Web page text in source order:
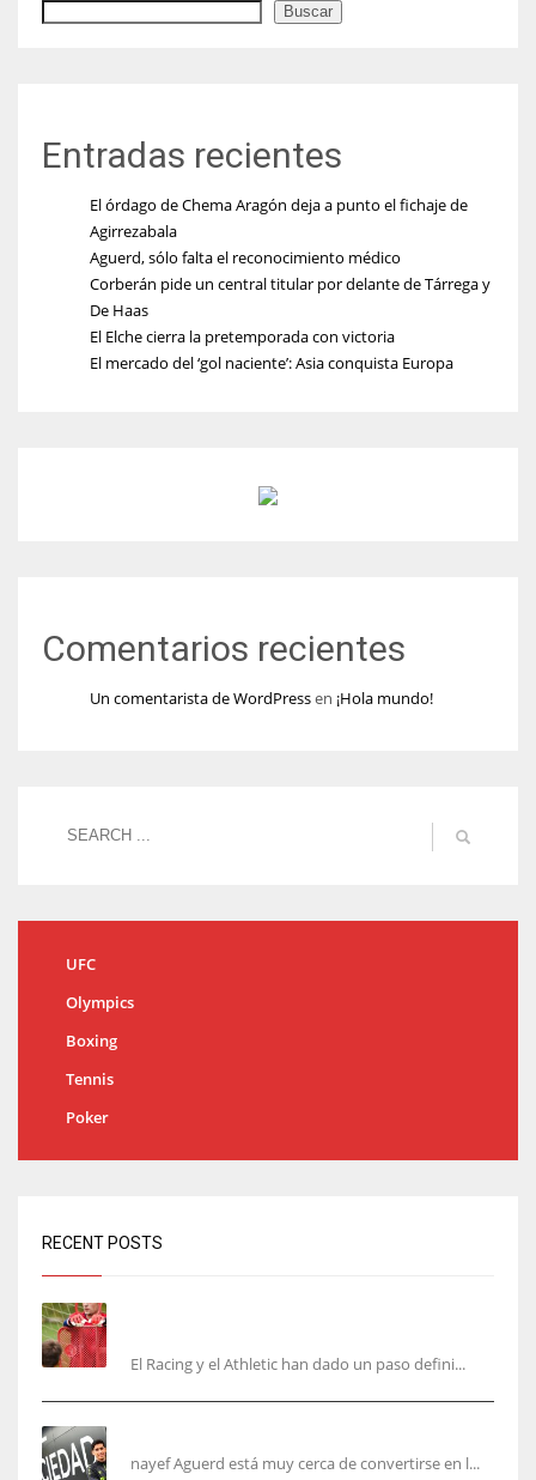
Buscar
Entradas recientes
El órdago de Chema Aragón deja a punto el fichaje de
Agirrezabala
Aguerd, sólo falta el reconocimiento médico
Corberán pide un central titular por delante de Tárrega y
De Haas
El Elche cierra la pretemporada con victoria
El mercado del ‘gol naciente’: Asia conquista Europa
Comentarios recientes
Un comentarista de WordPressen ¡Hola mundo!
UFC
Olympics
Boxing
Tennis
Poker
RECENT POSTS
El Racing y el Athletic han dado un paso defini...
nayef Aguerd está muy cerca de convertirse en l...